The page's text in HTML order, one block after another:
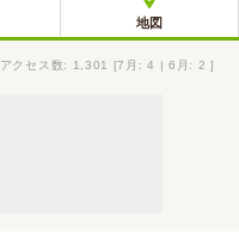
地図
アクセス数: 1,301 [7月: 4 | 6月: 2 ]